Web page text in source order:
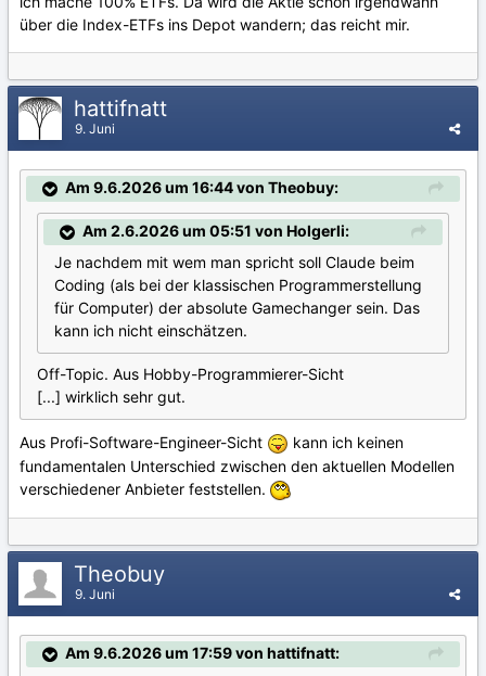
über die Index-ETFs ins Depot wandern; das reicht mir.
hattifnatt
9. Juni
Am 9.6.2026 um 16:44 von Theobuy:
Am 2.6.2026 um 05:51 von Holgerli:
Je nachdem mit wem man spricht soll Claude beim
Coding (als bei der klassischen Programmerstellung
für Computer) der absolute Gamechanger sein. Das
kann ich nicht einschätzen.
Off-Topic. Aus Hobby-Programmierer-Sicht
[...] wirklich sehr gut.
Aus Profi-Software-Engineer-Sicht
kann ich keinen
fundamentalen Unterschied zwischen den aktuellen Modellen
verschiedener Anbieter feststellen.
Theobuy
9. Juni
Am 9.6.2026 um 17:59 von hattifnatt: